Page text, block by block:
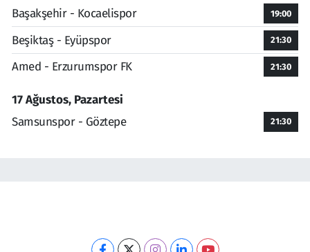
Başakşehir - Kocaelispor
19:00
Beşiktaş - Eyüpspor 21:30
Amed - Erzurumspor FK 21:30
17 Ağustos, Pazartesi
Samsunspor - Göztepe
21:30